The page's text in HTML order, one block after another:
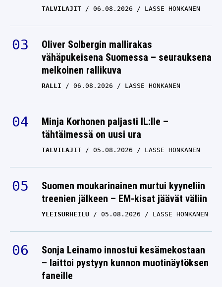
TALVILAJIT 06.08.2026 LASSE HONKANEN
Oliver Solbergin mallirakas
vähäpukeisena Suomessa – seurauksena
melkoinen rallikuva
RALLI 06.08.2026 LASSE HONKANEN
Minja Korhonen paljasti IL:lle –
tähtäimessä on uusi ura
TALVILAJIT 05.08.2026 LASSE HONKANEN
Suomen moukarinainen murtui kyyneliin
treenien jälkeen – EM-kisat jäävät väliin
YLEISURHEILU 05.08.2026 LASSE HONKANEN
Sonja Leinamo innostui kesämekostaan
– laittoi pystyyn kunnon muotinäytöksen
faneille